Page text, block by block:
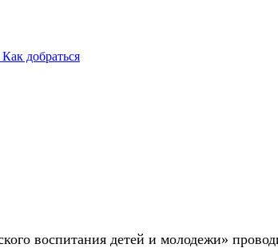
Как добраться
воспитания детей и молодежи»